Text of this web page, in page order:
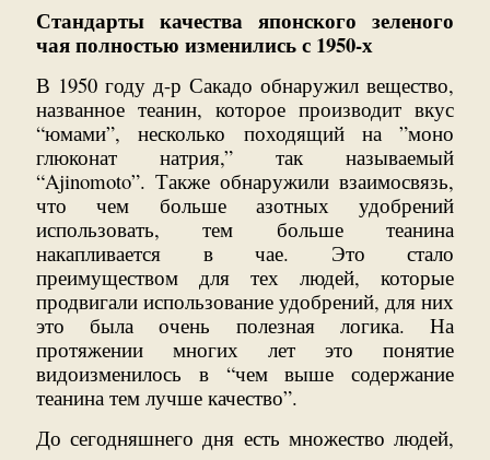
Стандарты качества японского зеленого
чая полностью изменились с 1950-х
В 1950 году д-р Сакадо обнаружил вещество,
названное теанин, которое производит вкус
“юмами”, несколько походящий на ”моно
глюконат натрия,” так называемый
“Ajinomoto”. Также обнаружили взаимосвязь,
что чем больше азотных удобрений
использовать, тем больше теанина
накапливается в чае. Это стало
преимуществом для тех людей, которые
продвигали использование удобрений, для них
это была очень полезная логика. На
протяжении многих лет это понятие
видоизменилось в “чем выше содержание
теанина тем лучше качество”.
До сегодняшнего дня есть множество людей,